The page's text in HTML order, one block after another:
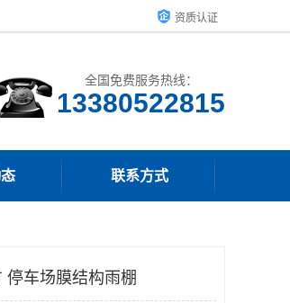
资质认证
全国免费服务热线：
13380522815
联系方式
停车场膜结构雨棚